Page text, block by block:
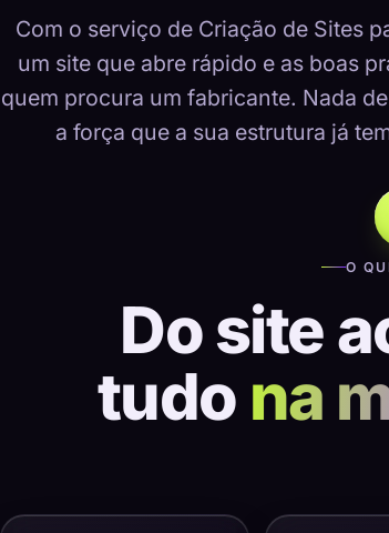
Com o serviço de Criação de Sites
um site que abre rápido e as boas
quem procura um fabricante. Nada
a força que a sua estrutura já
O
Do site
tudo na